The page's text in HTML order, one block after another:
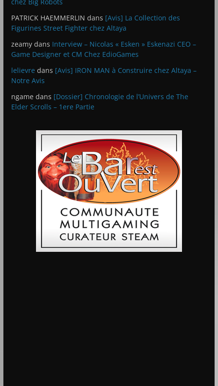
PATRICK HAEMMERLIN dans [Avis] La Collection des
Figurines Street Fighter chez Altaya
zeamydans Interview – Nicolas « Esken » Eskenazi CEO –
Game Designer et CM Chez EdioGames
lelievre dans [Avis] IRON MAN à Construire chez Altaya –
Notre Avis
ngame dans [Dossier] Chronologie de l’Univers de The
Elder Scrolls – 1ere Partie